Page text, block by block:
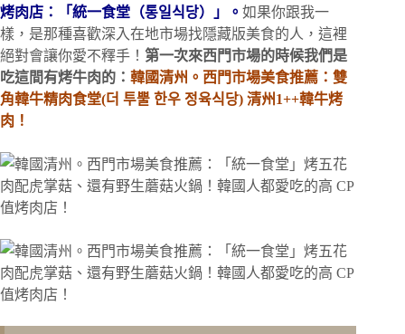
烤肉店：「統一食堂（통일식당）」。 如果你跟我一
樣，是那種喜歡深入在地市場找隱藏版美食的人，這裡
絕對會讓你愛不釋手！ 第一次來西門市場的時候我們是
吃這間有烤牛肉的： 韓國清州。西門市場美食推薦：雙
角韓牛精肉食堂(더 투뿔 한우 정육식당) 清州1++韓牛烤
肉！